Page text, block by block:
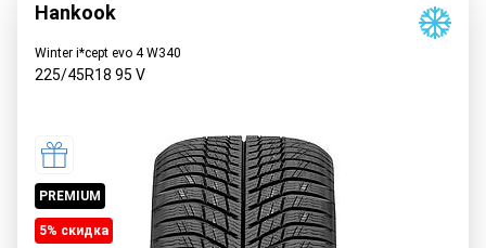
Hankook
Winter i*cept evo 4 W340
225/45R18 95 V
PREMIUM
5% cкидка